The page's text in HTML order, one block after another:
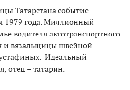
Татарстана событие
1979 года. Миллионный
водителя автотранспортного
и вязальщицы швейной
Идеальный
отец – татарин.